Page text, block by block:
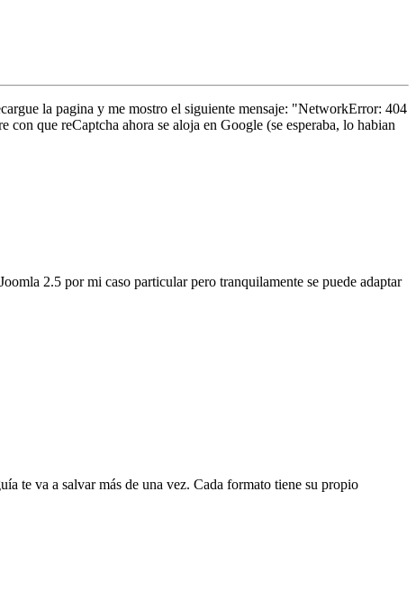
la pagina y me mostro el siguiente mensaje: "NetworkError: 404
que reCaptcha ahora se aloja en Google (se esperaba, lo habian
2.5 por mi caso particular pero tranquilamente se puede adaptar
te va a salvar más de una vez. Cada formato tiene su propio